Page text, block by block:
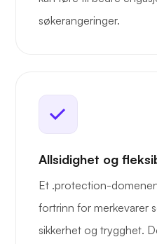
søkerangeringer.
Allsidighet og
Et .protection-
fortrinn for merkevarer
sikkerhet og trygghet.